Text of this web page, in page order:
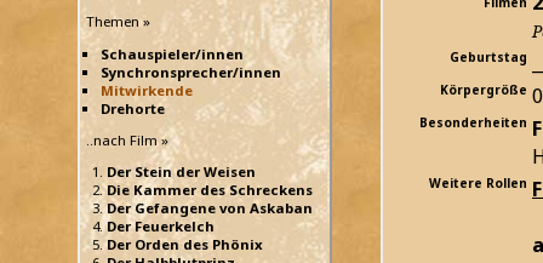
Themen »
Schauspieler/innen
Synchronsprecher/innen
Mitwirkende
Drehorte
..nach Film »
Der Stein der Weisen
Die Kammer des Schreckens
Der Gefangene von Askaban
Der Feuerkelch
Der Orden des Phönix
Geburtstag
Körpergröße
Besonderheiten
Weitere Rollen